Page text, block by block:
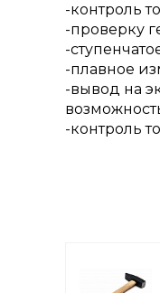
-контроль
-проверку
-
-плавное
-вывод на
-контроль